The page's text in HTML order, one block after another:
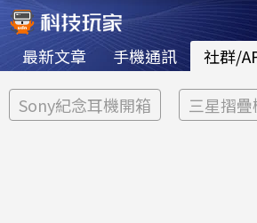
最新文章 手機通訊 社群/
Sony紀念耳機開箱 三星摺